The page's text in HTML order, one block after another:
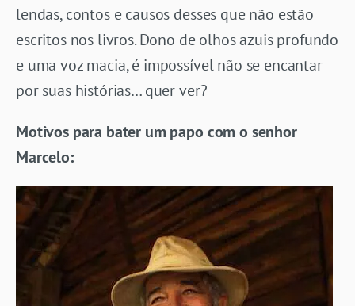
lendas, contos e causos desses que não estão
escritos nos livros. Dono de olhos azuis profundo
e uma voz macia, é impossível não se encantar
por suas histórias… quer ver?
Motivos para bater um papo com o senhor
Marcelo: